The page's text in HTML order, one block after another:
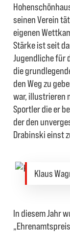
seinen Verein
eigenen
Stärke ist seit
Jugendliche für
die
den Weg zu
war, illustrieren
Sportler die er
der den
Drabinski einst
Klaus
In diesem Jahr